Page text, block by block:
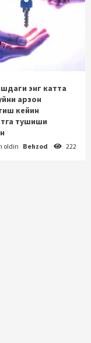
энг катта
арзон
кейин
тушиши
oldin Behzod 222